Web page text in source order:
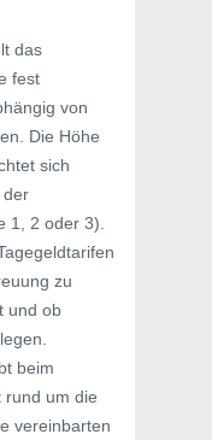
das
fest
von
Die Höhe
sich
der
1, 2 oder 3).
zu
und ob
beim
rund um die
vereinbarten